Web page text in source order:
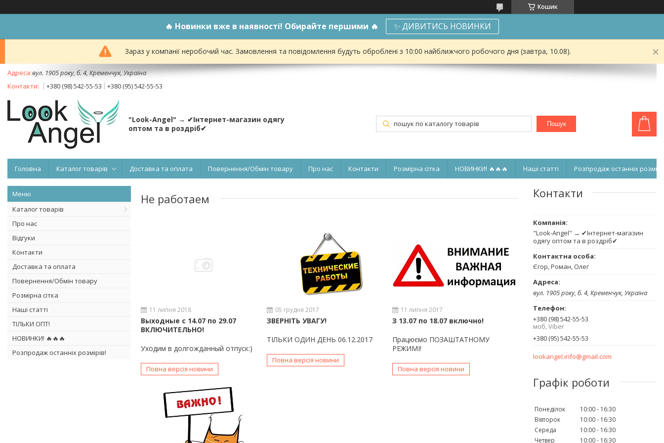
Кошик
🔥 Новинки вже в наявності! Обирайте першими 🔥 ✨ ДИВИТИСЬ НОВИНКИ
Зараз у компанії неробочий час. Замовлення та повідомлення будуть оброблені з 10:00 найближчого робочого дня (завтра, 10.08).
вул. 1905 року, б. 4, Кременчук, Україна
+380 (98) 542-55-53
+380 (95) 542-55-53
"Look-Angel" → ✔Інтернет-магазин одягу
оптом та в роздріб✔
Пошук
Головна Каталог товарів Доставка та оплата Повернення/Обмін товару Про нас Контакти Розмірна сітка НОВИНКИ! 🔥🔥🔥 Наші статті Розпродаж останніх
Каталог товарів
Про нас
Відгуки
Контакти
Доставка та оплата
Повернення/Обмін товару
Розмірна сітка
Наші статті
ТІЛЬКИ ОПТ!
НОВИНКИ! 🔥🔥🔥
Розпродаж останніх розмірів!
Не работаем
11 липня 2018
Выходные с 14.07 по 29.07
ВКЛЮЧИТЕЛЬНО!
Уходим в долгожданный отпуск:)
Повна версія новини
05 грудня 2017
ЗВЕРНІТЬ УВАГУ!
ТІЛЬКИ ОДИН ДЕНЬ 06.12.2017
Повна версія новини
11 липня 2017
З 13.07 по 18.07 включно!
Працюємо ПОЗАШТАТНОМУ
РЕЖИМІ!
Повна версія новини
Контакти
"Look-Angel" → ✔Інтернет-магазин
одягу оптом та в роздріб✔
Єгор, Роман, Олег
вул. 1905 року, б. 4, Кременчук, Україна
+380 (98) 542-55-53
моб, Viber
+380 (95) 542-55-53
lookangel.info@gmail.com
Графік роботи
Понеділок 10:00
16:30
Вівторок
10:00
16:30
Середа
10:00
16:30
Четвер
10:00 16:30